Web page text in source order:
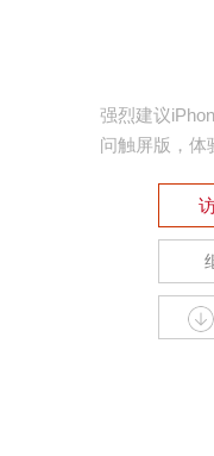
强烈建议
问触屏版，体